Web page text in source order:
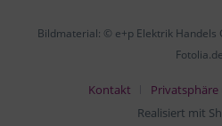
Bildmaterial: © e+p Elektrik Handels
Fotolia.de
Kontakt
Realisiert mit